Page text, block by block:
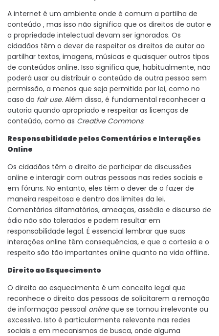
A internet é um ambiente onde é comum a partilha de
conteúdo , mas isso não significa que os direitos de autor e
a propriedade intelectual devam ser ignorados. Os
cidadãos têm o dever de respeitar os direitos de autor ao
partilhar textos, imagens, músicas e quaisquer outros tipos
de conteúdos online. Isso significa que, habitualmente, não
poderá usar ou distribuir o conteúdo de outra pessoa sem
permissão, a menos que seja permitido por lei, como no
caso do fair use. Além disso, é fundamental reconhecer a
autoria quando apropriado e respeitar as licenças de
conteúdo, como as Creative Commons.
Responsabilidade pelos Comentários e Interações
Online
Os cidadãos têm o direito de participar de discussões
online e interagir com outras pessoas nas redes sociais e
em fóruns. No entanto, eles têm o dever de o fazer de
maneira respeitosa e dentro dos limites da lei.
Comentários difamatórios, ameaças, assédio e discurso de
ódio não são tolerados e podem resultar em
responsabilidade legal. É essencial lembrar que suas
interações online têm consequências, e que a cortesia e o
respeito são tão importantes online quanto na vida offline.
Direito ao Esquecimento
O direito ao esquecimento é um conceito legal que
reconhece o direito das pessoas de solicitarem a remoção
de informação pessoal onlineque se tornou irrelevante ou
excessiva. Isto é particularmente relevante nas redes
sociais e em mecanismos de busca, onde alguma